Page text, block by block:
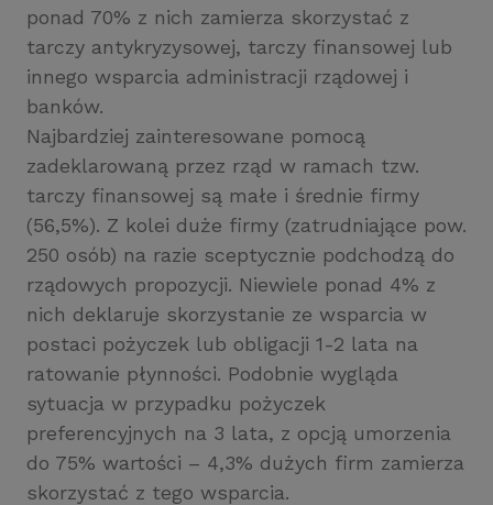
ponad 70% z nich zamierza skorzystać z
tarczy antykryzysowej, tarczy finansowej lub
innego wsparcia administracji rządowej i
banków.
Najbardziej zainteresowane pomocą
zadeklarowaną przez rząd w ramach tzw.
tarczy finansowej są małe i średnie firmy
(56,5%). Z kolei duże firmy (zatrudniające pow.
250 osób) na razie sceptycznie podchodzą do
rządowych propozycji. Niewiele ponad 4% z
nich deklaruje skorzystanie ze wsparcia w
postaci pożyczek lub obligacji 1-2 lata na
ratowanie płynności. Podobnie wygląda
sytuacja w przypadku pożyczek
preferencyjnych na 3 lata, z opcją umorzenia
do 75% wartości – 4,3% dużych firm zamierza
skorzystać z tego wsparcia.